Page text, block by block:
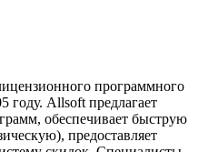
программного
году. Allsoft предлагает
обеспечивает быструю
предоставляет